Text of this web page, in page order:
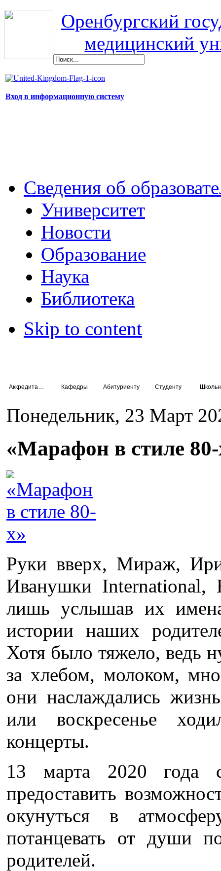
Оренбургский
медицинский
Вход в информационную систему
Сведения об
Университет
Новости
Образование
Наука
Библиотека
Skip to content
Кафедры Абитуриенту Студенту
Понедельник, 23 Март
«Марафон в стиле
Руки вверх, Мираж,
Иванушки International,
лишь услышав их
истории наших
Хотя было тяжело, ведь
за хлебом, молоком,
они наслаждались
или воскресенье
концерты.
13 марта 2020 года
предоставить
окунуться в
потанцевать от души
родителей.